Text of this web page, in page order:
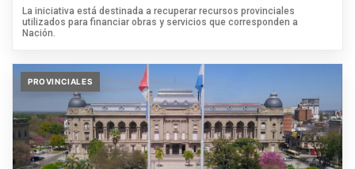
La iniciativa está destinada a recuperar recursos provinciales
utilizados para financiar obras y servicios que corresponden a
Nación.
PROVINCIALES